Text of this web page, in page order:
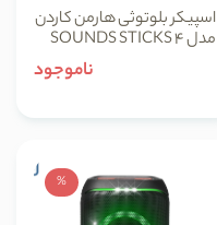
اسپیکر بلوتوثی هارمن کاردن
مدل SOUNDS STICKS 4
ناموجود
%